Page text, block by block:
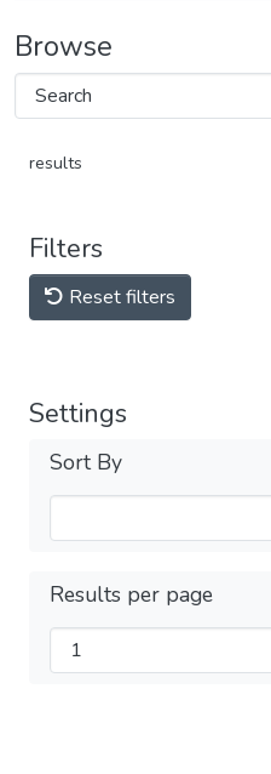
Browse
results
Filters
Reset filters
Settings
Sort By
Results per page